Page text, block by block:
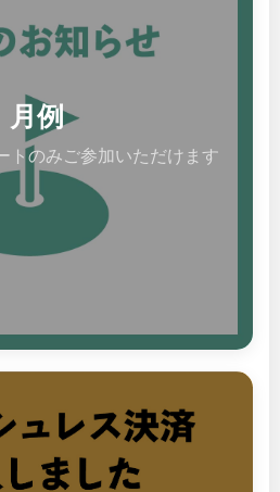
月例
トのみご参加いただけます